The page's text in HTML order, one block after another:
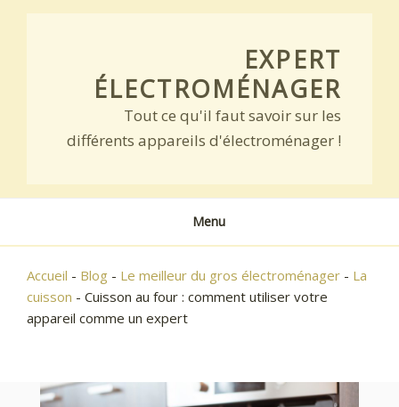
EXPERT
ÉLECTROMÉNAGER
Tout ce qu'il faut savoir sur les
différents appareils d'électroménager !
Menu
Accueil - Blog - Le meilleur du gros électroménager - La
cuisson - Cuisson au four : comment utiliser votre
appareil comme un expert